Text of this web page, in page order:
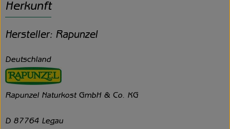
Herkunft
Hersteller: Rapunzel
Deutschland
Rapunzel Naturkost GmbH & Co. KG
D 87764 Legau